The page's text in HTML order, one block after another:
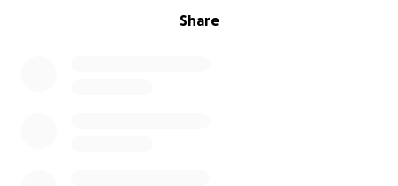
Share